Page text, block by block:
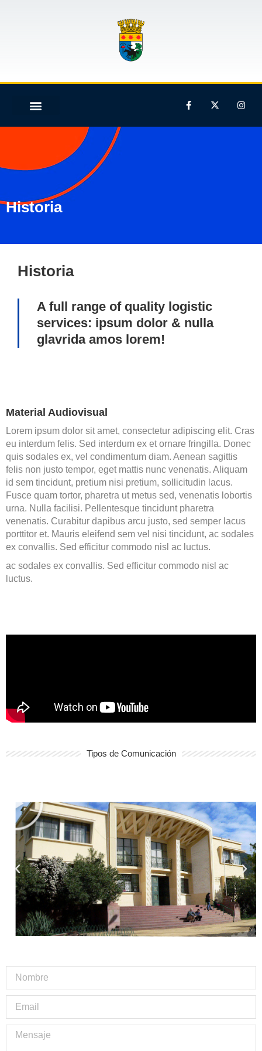
Historia
Historia
A full range of quality logistic
services: ipsum dolor & nulla
glavrida amos lorem!
Material Audiovisual
Lorem ipsum dolor sit amet, consectetur adipiscing elit. Cras
eu interdum felis. Sed interdum ex et ornare fringilla. Donec
quis sodales ex, vel condimentum diam. Aenean sagittis
felis non justo tempor, eget mattis nunc venenatis. Aliquam
id sem tincidunt, pretium nisi pretium, sollicitudin lacus.
Fusce quam tortor, pharetra ut metus sed, venenatis lobortis
urna. Nulla facilisi. Pellentesque tincidunt pharetra
venenatis. Curabitur dapibus arcu justo, sed semper lacus
porttitor et. Mauris eleifend sem vel nisi tincidunt, ac sodales
ex convallis. Sed efficitur commodo nisl ac luctus.
ac sodales ex convallis. Sed efficitur commodo nisl ac
luctus.
Tipos de Comunicación